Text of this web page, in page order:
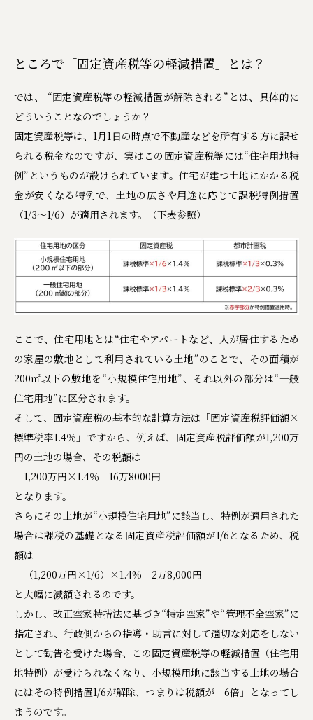
ところで「固定資産税等の軽減措置」とは？
では、 “固定資産税等の軽減措置が解除される”とは、具体的に
どういうことなのでしょうか？
固定資産税等は、1月1日の時点で不動産などを所有する方に課せ
られる税金なのですが、実はこの固定資産税等には“住宅用地特
例”というものが設けられています。住宅が建つ土地にかかる税
金が安くなる特例で、土地の広さや用途に応じて課税特例措置
（1/3～1/6）が適用されます。（下表参照）
ここで、住宅用地とは“住宅やアパートなど、人が居住するため
の家屋の敷地として利用されている土地”のことで、その面積が
200㎡以下の敷地を“小規模住宅用地”、それ以外の部分は“一般
住宅用地”に区分されます。
そして、固定資産税の基本的な計算方法は「固定資産税評価額×
標準税率1.4％」ですから、例えば、固定資産税評価額が1,200万
円の土地の場合、その税額は
1,200万円×1.4％＝16万8000円
となります。
さらにその土地が“小規模住宅用地”に該当し、特例が適用された
場合は課税の基礎となる固定資産税評価額が1/6となるため、税
額は
（1,200万円×1/6）×1.4%＝2万8,000円
と大幅に減額されるのです。
しかし、改正空家特措法に基づき“特定空家”や“管理不全空家”に
指定され、行政側からの指導・助言に対して適切な対応をしない
として勧告を受けた場合、この固定資産税等の軽減措置（住宅用
地特例）が受けられなくなり、小規模用地に該当する土地の場合
にはその特例措置1/6が解除、つまりは税額が「6倍」となってし
まうのです。